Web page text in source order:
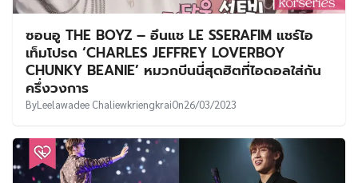
ซอนอู THE BOYZ – อึนแช LE SSERAFIM แชร์ไอ
เท็มโปรด ‘CHARLES JEFFREY LOVERBOY
CHUNKY BEANIE’ หมวกบีนนี่สุดฮิตที่ไอดอลใส่กัน
ครึ่งวงการ
ByLeelawadee ChaliewkriengkraiOn26/03/2023